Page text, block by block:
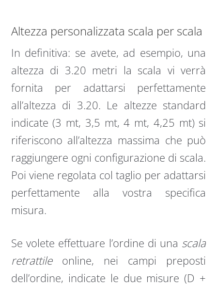
Altezza personalizzata scala per scala
In definitiva: se avete, ad esempio, una
altezza di 3.20 metri la scala vi verrà
fornita per adattarsi perfettamente
all’altezza di 3.20. Le altezze standard
indicate (3 mt, 3,5 mt, 4 mt, 4,25 mt) si
riferiscono all’altezza massima che può
raggiungere ogni configurazione di scala.
Poi viene regolata col taglio per adattarsi
perfettamente alla vostra specifica
misura.
Se volete effettuare l’ordine di una scala
retrattileonline, nei campi preposti
dell’ordine, indicate le due misure (D +